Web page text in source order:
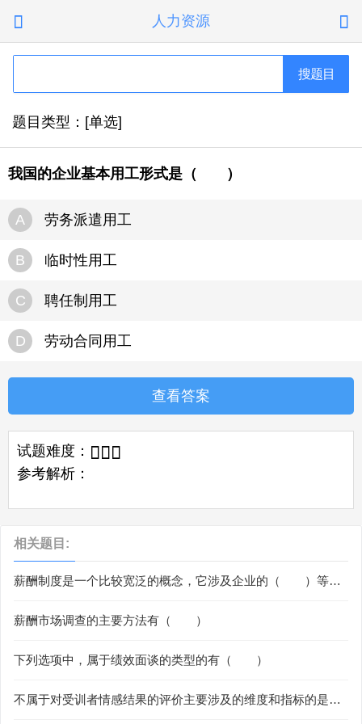
 人力资源 
搜题目
题目类型：[单选]
我国的企业基本用工形式是（ ）
A 劳务派遣用工
B 临时性用工
C 聘任制用工
D 劳动合同用工
查看答案
试题难度：   
参考解析：
相关题目:
薪酬制度是一个比较宽泛的概念，它涉及企业的（ ）等方
薪酬市场调查的主要方法有（ ）
下列选项中，属于绩效面谈的类型的有（ ）
不属于对受训者情感结果的评价主要涉及的维度和指标的是